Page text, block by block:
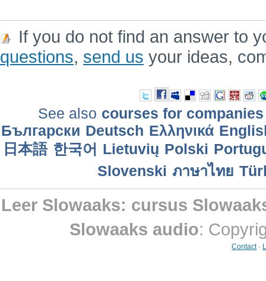
If you do not find an answer to
questions, send us your ideas,
See also courses for companies
Български Deutsch Ελληνικά
日本語 한국어 Lietuvių Polski
Slovenski ภาษาไทย
Leer Slowaaks: cursus
Slowaaks audio:
Contact-